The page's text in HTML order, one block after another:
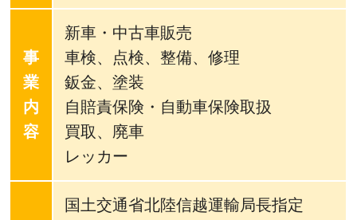
事
業
内
容
新車・中古車販売
車検、点検、整備、修理
鈑金、塗装
自賠責保険・自動車保険取扱
買取、廃車
レッカー
国土交通省北陸信越運輸局長指定